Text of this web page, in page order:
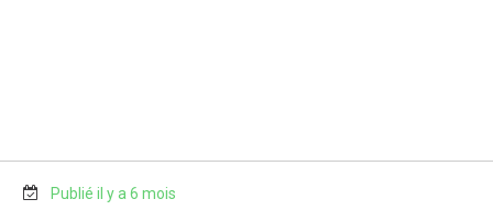
Publié il y a 6 mois